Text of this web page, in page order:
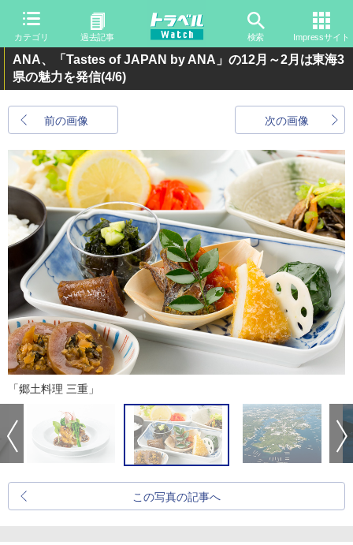
カテゴリ 過去記事 検索 Impressサイト
ANA、「Tastes of JAPAN by ANA」の12月～2月は東海3
県の魅力を発信(4/6)
前の画像 次の画像
「郷土料理 三重」
この写真の記事へ